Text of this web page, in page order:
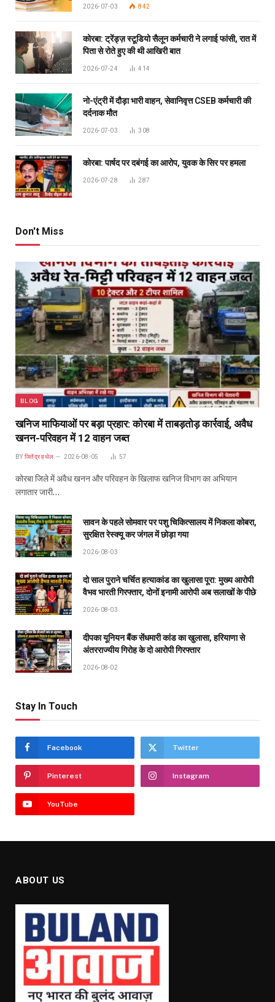
2026-07-03 842
कोरबा: ट्रेंड्ज़ स्टूडियो सैलून कर्मचारी ने लगाई फांसी, रात में
पिता से रोते हुए की थी आखिरी बात
2026-07-24 414
नो-एंट्री में दौड़ा भारी वाहन, सेवानिवृत्त CSEB कर्मचारी की
दर्दनाक मौत
2026-07-03 308
कोरबा: पार्षद पर दबंगई का आरोप, युवक के सिर पर हमला
2026-07-28 287
Don't Miss
BLOG
खनिज माफियाओं पर बड़ा प्रहार: कोरबा में ताबड़तोड़ कार्रवाई, अवैध
खनन-परिवहन में 12 वाहन जब्त
BY जितेंद्र हथेल 2026-08-05 57
कोरबा जिले में अवैध खनन और परिवहन के खिलाफ खनिज विभाग का अभियान
लगातार जारी…
सावन के पहले सोमवार पर पशु चिकित्सालय में निकला कोबरा,
सुरक्षित रेस्क्यू कर जंगल में छोड़ा गया
2026-08-03
दो साल पुराने चर्चित हत्याकांड का खुलासा पूरा: मुख्य आरोपी
वैभव भारती गिरफ्तार, दोनों इनामी आरोपी अब सलाखों के पीछे
2026-08-03
दीपका यूनियन बैंक सेंधमारी कांड का खुलासा, हरियाणा से
अंतरराज्यीय गिरोह के दो आरोपी गिरफ्तार
2026-08-02
Stay In Touch
Facebook Twitter
Pinterest Instagram
YouTube
ABOUT US